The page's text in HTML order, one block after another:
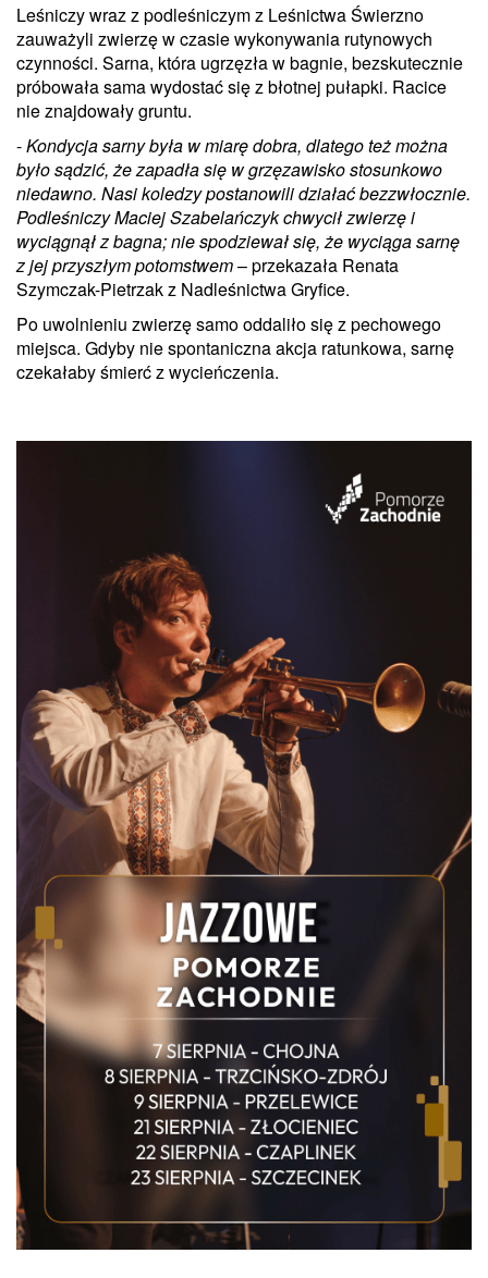
Unmute
Leśniczy wraz z podleśniczym z Leśnictwa Świerzno
zauważyli zwierzę w czasie wykonywania rutynowych
czynności. Sarna, która ugrzęzła w bagnie, bezskutecznie
próbowała sama wydostać się z błotnej pułapki. Racice
nie znajdowały gruntu.
-Kondycja sarny była w miarę dobra, dlatego też można
było sądzić, że zapadła się w grzęzawisko stosunkowo
niedawno. Nasi koledzy postanowili działać bezzwłocznie.
Podleśniczy Maciej Szabelańczyk chwycił zwierzę i
wyciągnął z bagna; nie spodziewał się, że wyciąga sarnę
z jej przyszłym potomstwem– przekazała Renata
Szymczak-Pietrzak z Nadleśnictwa Gryfice.
Po uwolnieniu zwierzę samo oddaliło się z pechowego
miejsca. Gdyby nie spontaniczna akcja ratunkowa, sarnę
czekałaby śmierć z wycieńczenia.